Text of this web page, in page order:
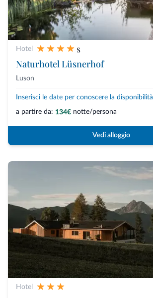
Hotel
s
Naturhotel Lüsnerhof
Luson
Inserisci le date per conoscere la disponibilità
a partire da: 134€ notte/persona
Vedi alloggio
Hotel